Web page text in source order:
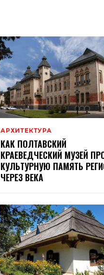
АРХИТЕКТУРА
КАК ПОЛТАВСКИЙ
КРАЕВЕДЧЕСКИЙ МУЗЕЙ
КУЛЬТУРНУЮ ПАМЯТЬ
ЧЕРЕЗ ВЕКА